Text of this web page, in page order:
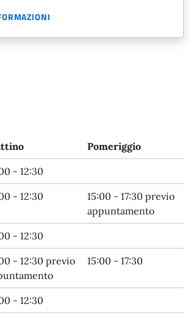
Pomeriggio
- 12:30
- 12:30
15:00 - 17:30 previo
appuntamento
- 12:30
- 12:30 previo
15:00 - 17:30
- 12:30